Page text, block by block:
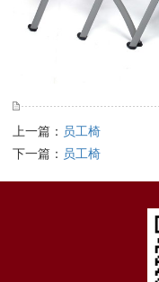
上一篇： 员工椅
下一篇： 员工椅